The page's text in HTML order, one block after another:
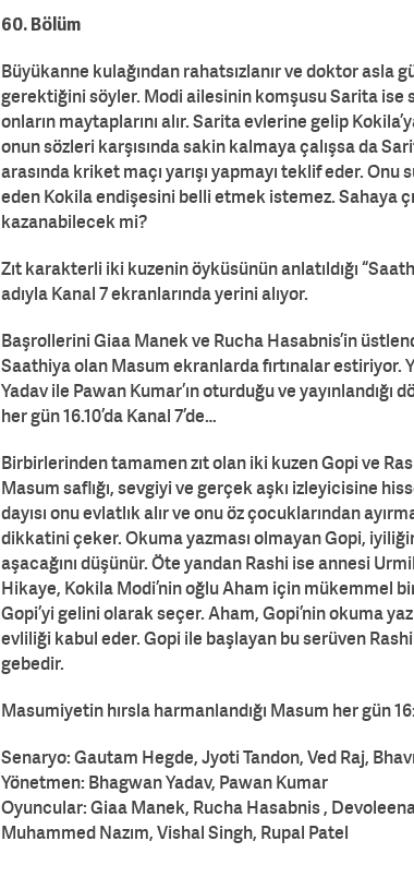
60. Bölüm
Büyükanne kulağından rahatsızlanır ve doktor asla
gerektiğini söyler. Modi ailesinin komşusu Sarita ise
onların maytaplarını alır. Sarita evlerine gelip
onun sözleri karşısında sakin kalmaya çalışsa da
arasında kriket maçı yarışı yapmayı teklif eder. Onu
eden Kokila endişesini belli etmek istemez. Sahaya
kazanabilecek mi?
Zıt karakterli iki kuzenin öyküsünün anlatıldığı
adıyla Kanal 7 ekranlarında yerini alıyor.
Başrollerini Giaa Manek ve Rucha Hasabnis’in
Saathiya olan Masum ekranlarda fırtınalar estiriyor.
Yadav ile Pawan Kumar’ın oturduğu ve
her gün 16.10’da Kanal 7’de…
Birbirlerinden tamamen zıt olan iki kuzen Gopi ve
Masum saflığı, sevgiyi ve gerçek aşkı izleyicisine
dayısı onu evlatlık alır ve onu öz çocuklarından
dikkatini çeker. Okuma yazması olmayan Gopi,
aşacağını düşünür. Öte yandan Rashi ise annesi
Hikaye, Kokila Modi’nin oğlu Aham için mükemmel
Gopi’yi gelini olarak seçer. Aham, Gopi’nin okuma
evliliği kabul eder. Gopi ile başlayan bu serüven
gebedir.
Masumiyetin hırsla harmanlandığı Masum her gün
Senaryo: Gautam Hegde, Jyoti Tandon, Ved Raj,
Yönetmen: Bhagwan Yadav, Pawan Kumar
Oyuncular: Giaa Manek, Rucha Hasabnis ,
Muhammed Nazım, Vishal Singh, Rupal Patel